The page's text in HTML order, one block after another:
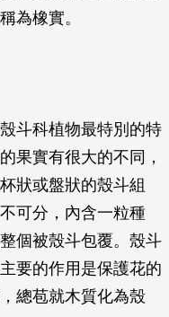
為橡實。
斗科植物最特別的特
果實有很大的不同，
狀或盤狀的殼斗組
可分，內含一粒種
個被殼斗包覆。殼斗
要的作用是保護花的
總苞就木質化為殼